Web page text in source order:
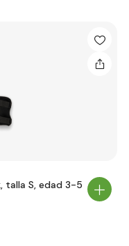
talla S, edad 3-5